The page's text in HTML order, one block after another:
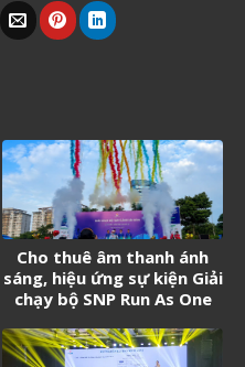
Cho thuê âm thanh ánh
sáng, hiệu ứng sự kiện Giải
chạy bộ SNP Run As One